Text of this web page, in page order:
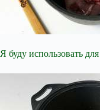
Я буду использовать